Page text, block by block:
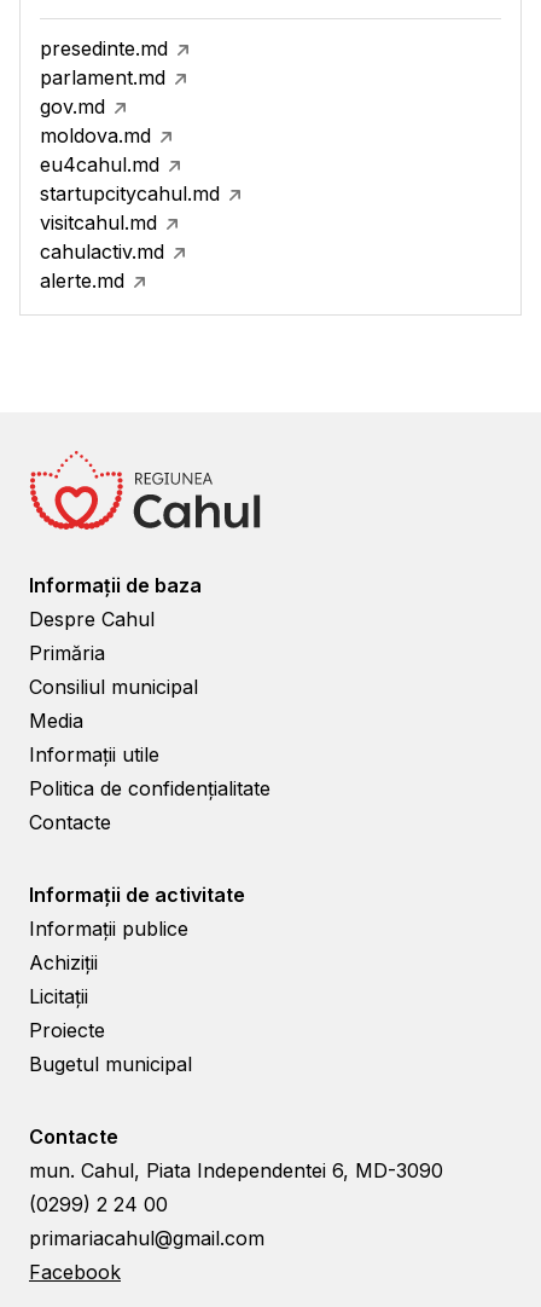
presedinte.md
parlament.md
gov.md
moldova.md
eu4cahul.md
startupcitycahul.md
visitcahul.md
cahulactiv.md
alerte.md
Informații de baza
Despre Cahul
Primăria
Consiliul municipal
Media
Informații utile
Politica de confidențialitate
Contacte
Informații de activitate
Informații publice
Achiziții
Licitații
Proiecte
Bugetul municipal
Contacte
mun. Cahul, Piata Independentei 6, MD-3090
(0299) 2 24 00
primariacahul@gmail.com
Facebook